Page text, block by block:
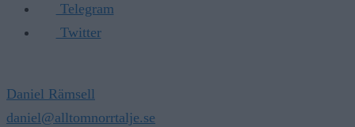
Telegram
Twitter
Daniel Rämsell
daniel@alltomnorrtalje.se